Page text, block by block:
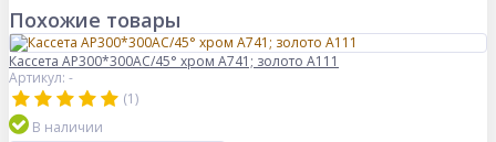
Похожие товары
Кассета AP300*300АС/45° хром А741; золото А111
Артикул: -
(1)
В наличии